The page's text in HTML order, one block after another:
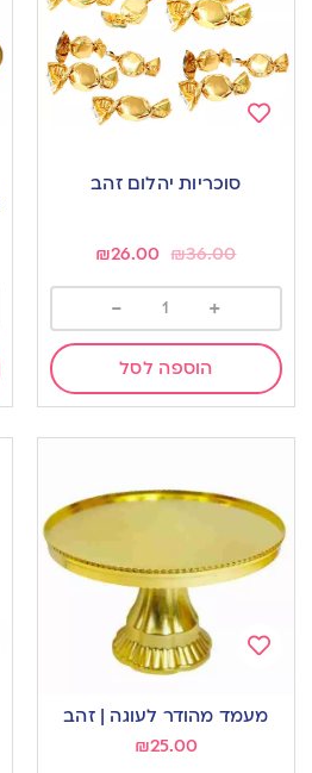
סוכריות יהלום זהב
₪36.00
₪26.00
+
-
הוספה לסל
toמעמד מהודר לעוגה | זהב
₪25.00